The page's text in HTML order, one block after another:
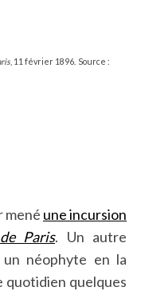
, 11 février 1896. Source :
mené une incursion
de Paris. Un autre
un néophyte en la
quotidien quelques